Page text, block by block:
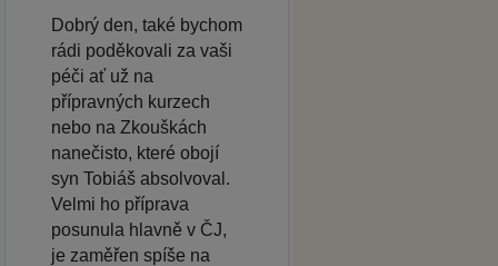
Dobrý den, také bychom
rádi poděkovali za vaši
péči ať už na
přípravných kurzech
nebo na Zkouškách
nanečisto, které obojí
syn Tobiáš absolvoval.
Velmi ho příprava
posunula hlavně v ČJ,
je zaměřen spíše na